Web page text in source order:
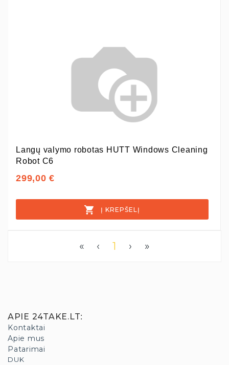
Langų valymo robotas HUTT Windows Cleaning
Robot C6
299,00 €
Į KREPŠELĮ
« ‹ 1 › »
APIE 24TAKE.LT:
Kontaktai
Apie mus
Patarimai
DUK